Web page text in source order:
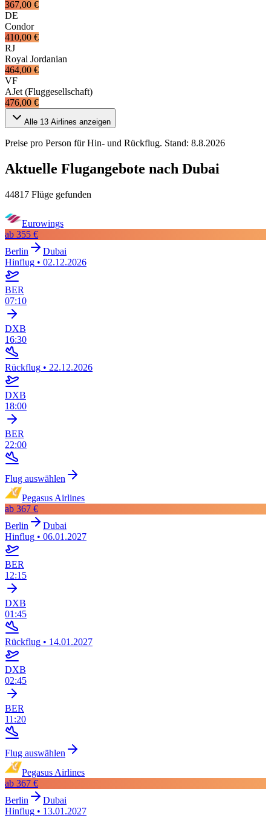
367,00 €
DE
Condor
410,00 €
RJ
Royal Jordanian
464,00 €
VF
AJet (Fluggesellschaft)
476,00 €
Alle 13 Airlines anzeigen
Preise pro Person für Hin- und Rückflug. Stand: 8.8.2026
Aktuelle Flugangebote nach Dubai
44817 Flüge gefunden
Eurowings
ab 355 €
Berlin
Dubai
Hinflug • 02.12.2026
BER
07:10
DXB
16:30
Rückflug • 22.12.2026
DXB
18:00
BER
22:00
Flug auswählen
Pegasus Airlines
ab 367 €
Berlin
Dubai
Hinflug • 06.01.2027
BER
12:15
DXB
01:45
Rückflug • 14.01.2027
DXB
02:45
BER
11:20
Flug auswählen
Pegasus Airlines
ab 367 €
Berlin
Dubai
Hinflug • 13.01.2027